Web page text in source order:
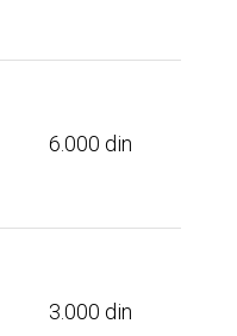
6.000 din
3.000 din